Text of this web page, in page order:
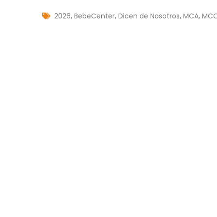
2026, BebeCenter, Dicen de Nosotros, MCA,